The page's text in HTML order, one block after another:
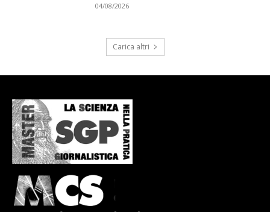
04/08/2026
Carica altri